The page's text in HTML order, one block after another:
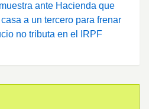
ante Hacienda que
a un tercero para frenar
no tributa en el IRPF